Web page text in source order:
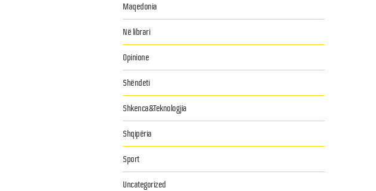
Maqedonia
Në librari
Opinione
Shëndeti
Shkenca&Teknologjia
Shqipëria
Sport
Uncategorized